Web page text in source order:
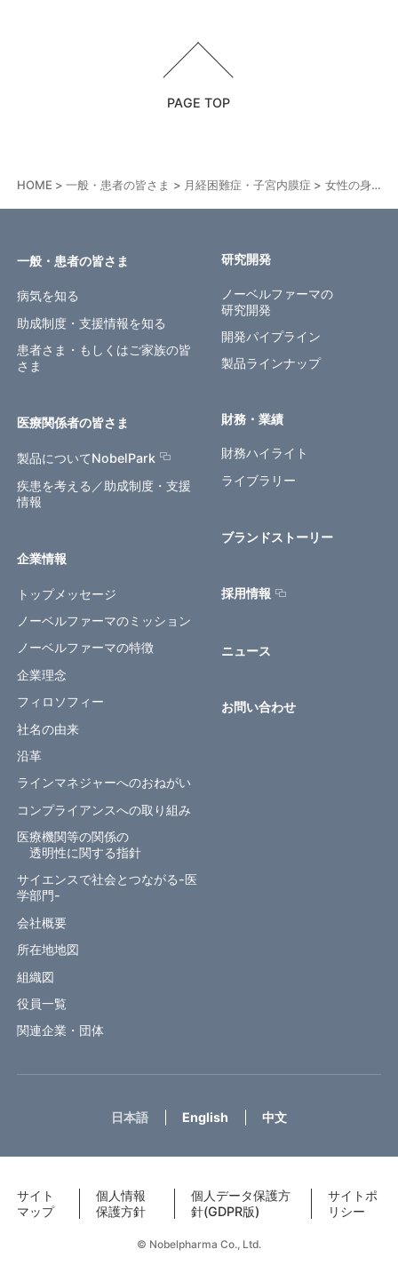
PAGE TOP
HOME 一般・患者の皆さま 月経困難症・子宮内膜症 女性の身体のしくみ
一般・患者の皆さま
病気を知る
助成制度・支援情報を知る
患者さま・もしくはご家族の皆
さま
医療関係者の皆さま
製品についてNobelPark
疾患を考える／助成制度・支援
情報
企業情報
トップメッセージ
ノーベルファーマのミッション
ノーベルファーマの特徴
企業理念
フィロソフィー
社名の由来
沿革
ラインマネジャーへのおねがい
コンプライアンスへの取り組み
医療機関等の関係の
透明性に関する指針
サイエンスで社会とつながる-医
学部門-
会社概要
所在地地図
組織図
役員一覧
関連企業・団体
研究開発
ノーベルファーマの
研究開発
開発パイプライン
製品ラインナップ
財務・業績
財務ハイライト
ライブラリー
ブランドストーリー
採用情報
ニュース
お問い合わせ
日本語 English 中文
サイト
マップ
個人情報
保護方針
個人データ保護方
針(GDPR版)
サイトポ
リシー
© Nobelpharma Co., Ltd.